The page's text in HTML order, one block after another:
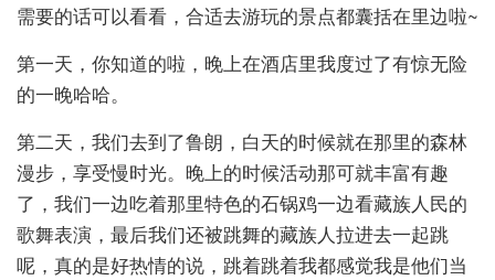
需要的话可以看看，合适去游玩的景点都囊括在里边啦~
第一天，你知道的啦，晚上在酒店里我度过了有惊无险
的一晚哈哈。
第二天，我们去到了鲁朗，白天的时候就在那里的森林
漫步，享受慢时光。晚上的时候活动那可就丰富有趣
了，我们一边吃着那里特色的石锅鸡一边看藏族人民的
歌舞表演，最后我们还被跳舞的藏族人拉进去一起跳
呢，真的是好热情的说，跳着跳着我都感觉我是他们当